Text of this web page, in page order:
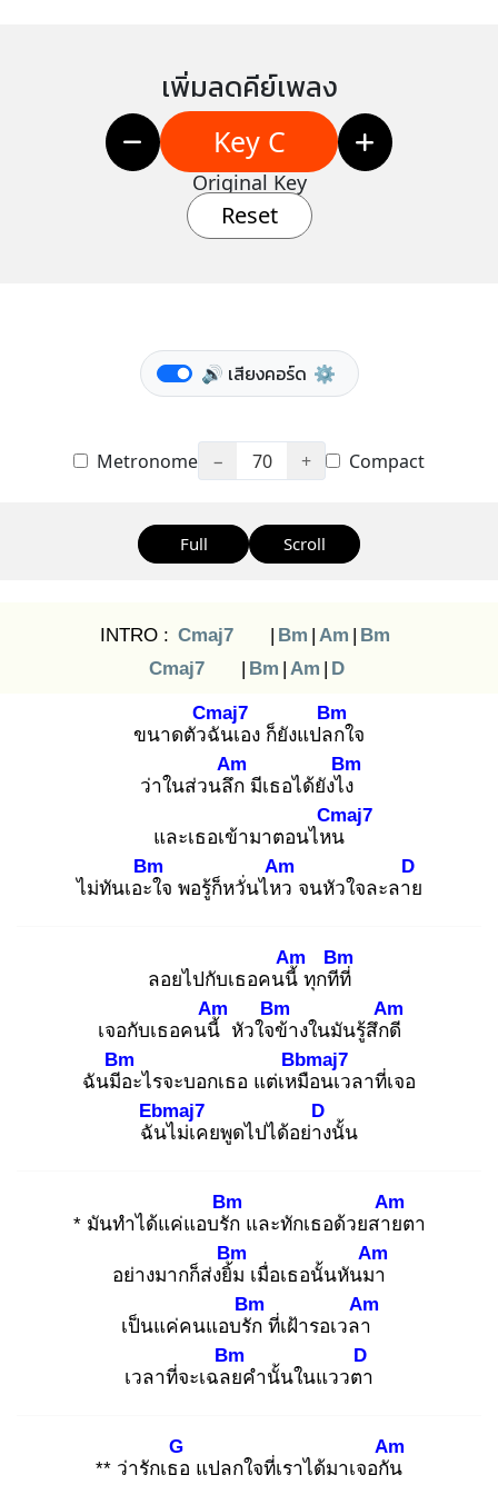
เพิ่มลดคีย์เพลง
Key C
Original Key
Reset
🔊 เสียงคอร์ด ⚙️
Metronome − 70 + Compact
Full Scroll
INTRO : Cmaj7 | Bm | Am | Bm
Cmaj7
| Bm | Am | D
ขนาดตัวฉั
Cmaj7
นเอง ก็ยังแปลก
Bm
ใจ
ว่าในส่วนลึก
Am
มีเธอได้ยังไง
Bm
และเธอเข้ามาตอนไหน
Cmaj7
ไม่ทันเอะใ
Bm
จ พอรู้ก็หวั่นไหว
Am
จนหัวใจละลาย
D
ลอยไปกับเธอคนนี้
Am
ทุกทีที่
Bm
เจอกับเธอคนนี้
Am
หัวใจข้
Bm
างในมันรู้สึกดี
Am
ฉันมีอ
Bm
ะไรจะบอกเธอ แต่เหมื
Bbmaj7
อนเวลาที่เจอ
ฉัน
Ebmaj7
ไม่เคยพูดไปได้อย่าง
D
นั้น
* มันทำได้แค่แอบรัก
Bm
และทักเธอด้วยสาย
Am
ตา
อย่างมากก็ส่งยิ้ม
Bm
เมื่อเธอนั้นหันมา
Am
เป็นแค่คนแอบรัก
Bm
ที่เฝ้ารอเวลา
Am
เวลาที่จะเฉลย
Bm
คำนั้นในแววตา
D
** ว่ารักเธอ
G
แปลกใจที่เราได้มาเจอกัน
Am